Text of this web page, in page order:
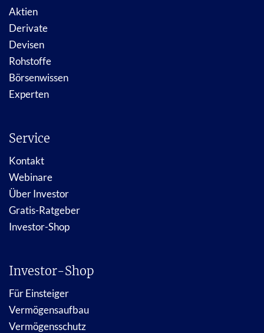
Aktien
Derivate
Devisen
Rohstoffe
Börsenwissen
Experten
Service
Kontakt
Webinare
Über Investor
Gratis-Ratgeber
Investor-Shop
Investor-Shop
Für Einsteiger
Vermögensaufbau
Vermögensschutz